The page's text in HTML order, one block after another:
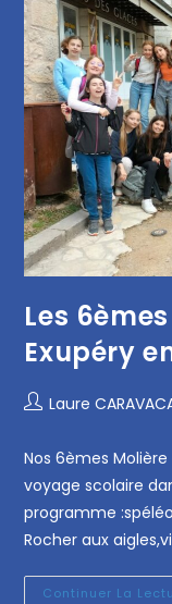
Les
Exupéry
Laure
Nos 6èmes
voyage scolaire
programme
Rocher aux
Continuer La